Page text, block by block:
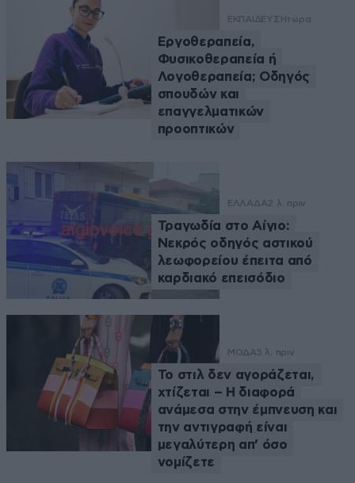
ΕΚΠΑΙΔΕΥΣΗτώρα
Εργοθεραπεία,
Φυσικοθεραπεία ή
Λογοθεραπεία; Οδηγός
σπουδών και
επαγγελματικών
προοπτικών
ΕΛΛΑΔΑ2 λ. πριν
Τραγωδία στο Αίγιο:
Νεκρός οδηγός αστικού
λεωφορείου έπειτα από
καρδιακό επεισόδιο
ΜΟΔΑ5 λ. πριν
Το στιλ δεν αγοράζεται,
χτίζεται – Η διαφορά
ανάμεσα στην έμπνευση και
την αντιγραφή είναι
μεγαλύτερη απ’ όσο
νομίζετε